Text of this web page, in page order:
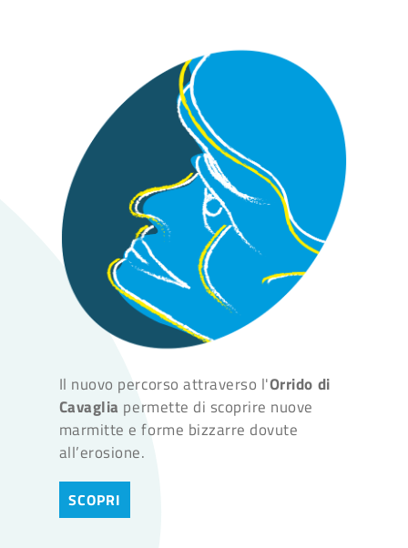
Il nuovo percorso attraverso l'Orrido di
Cavaglia permette di scoprire nuove
marmitte e forme bizzarre dovute
all’erosione.
SCOPRI